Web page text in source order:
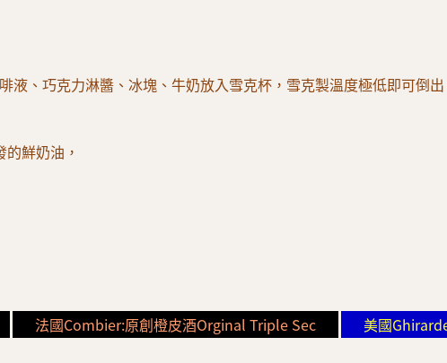
液、巧克力淋醬、冰塊、牛奶放入雪克杯，雪克製溫度極低即可倒出
鮮奶油，
法國Combier:原創橙皮酒Orginal Triple Sec 美國